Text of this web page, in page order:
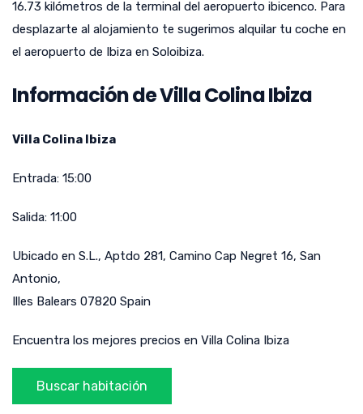
16.73 kilómetros de la terminal del aeropuerto ibicenco. Para
desplazarte al alojamiento te sugerimos alquilar tu coche en
el aeropuerto de Ibiza en Soloibiza.
Información de Villa Colina Ibiza
Villa Colina Ibiza
Entrada: 15:00
Salida: 11:00
Ubicado en S.L., Aptdo 281, Camino Cap Negret 16, San
Antonio,
Illes Balears 07820 Spain
Encuentra los mejores precios en Villa Colina Ibiza